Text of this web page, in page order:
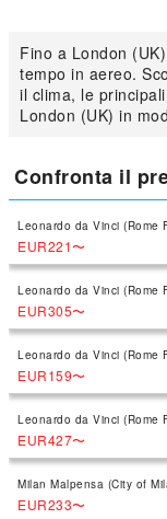
Fino a London
tempo in aereo.
il clima, le
London (UK) in
Confronta il
Leonardo da Vinci (Rome
EUR221〜
Leonardo da Vinci (Rome
EUR305〜
Leonardo da Vinci (Rome
EUR159〜
Leonardo da Vinci (Rome
EUR427〜
Milan Malpensa (City of
EUR233〜